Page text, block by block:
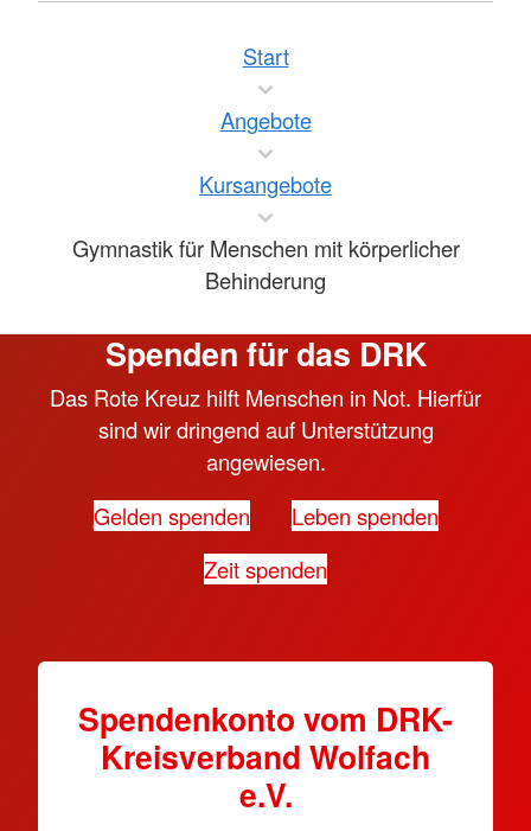
Start
Angebote
Kursangebote
Gymnastik für Menschen mit körperlicher
Behinderung
Spenden für das DRK
Das Rote Kreuz hilft Menschen in Not. Hierfür
sind wir dringend auf Unterstützung
angewiesen.
Gelden spenden
Leben spenden
Zeit spenden
Spendenkonto vom DRK-
Kreisverband Wolfach
e.V.